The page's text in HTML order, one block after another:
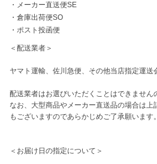
・ メーカー直送便SE
・ 倉庫出荷便SO
・ ポスト投函便
＜配送業者＞
ヤマト運輸、佐川急便、その他当店指定運送
配送業者はお選びいただくことはできません
なお、大型商品やメーカー直送品の場合は上
もございますのであらかじめご了承願います。
＜お届け日の指定について＞